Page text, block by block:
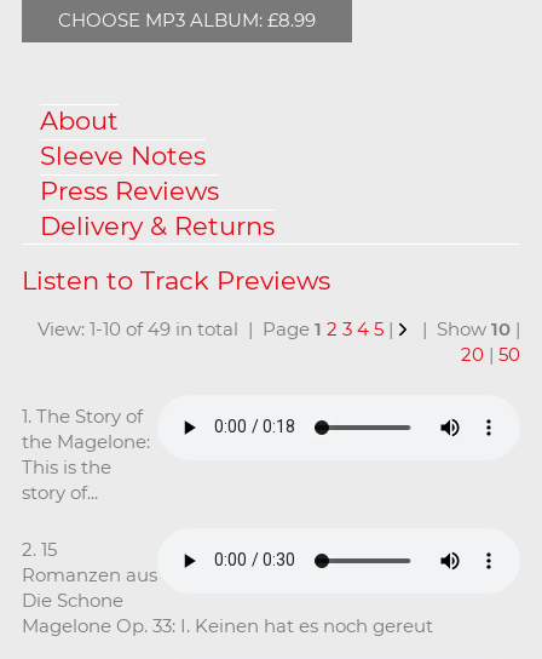
CHOOSE MP3 ALBUM: £8.99
About
Sleeve Notes
Press Reviews
Delivery & Returns
View: 1-10 of 49 in total | Page1 2 3 4 5 | | Show10 |
20 |50
1. The Story of
the Magelone:
This is the
story of...
2. 15
Romanzen aus
Die Schone
Magelone Op. 33: I. Keinen hat es noch gereut